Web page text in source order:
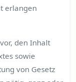
erlangen
den Inhalt
sowie
von Gesetz